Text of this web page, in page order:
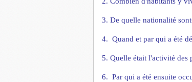
3. De quelle nationalité
4. Quand et par qui a été
5. Quelle était l'activité des
6. Par qui a été ensuite